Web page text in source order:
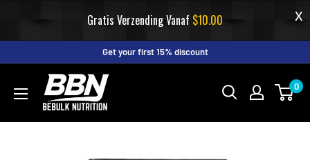
Gratis Verzending Vanaf $10.00
content
Get your first 15% discount
BeBulk
Nutrition
0